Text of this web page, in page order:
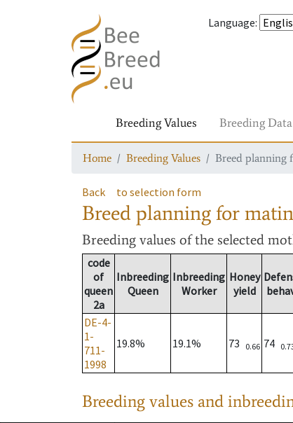
Language:
Breeding Values Breeding Data
Home Breeding Values Breed planning
Back to selection form
Breed planning for
Breeding values of the selected
code
of
queen
2a
Inbreeding
Queen
Inbreeding
Worker
Honey
yield
DE-4-
1-
711-
1998
19.8% 19.1% 73 0.66 74
Breeding values and